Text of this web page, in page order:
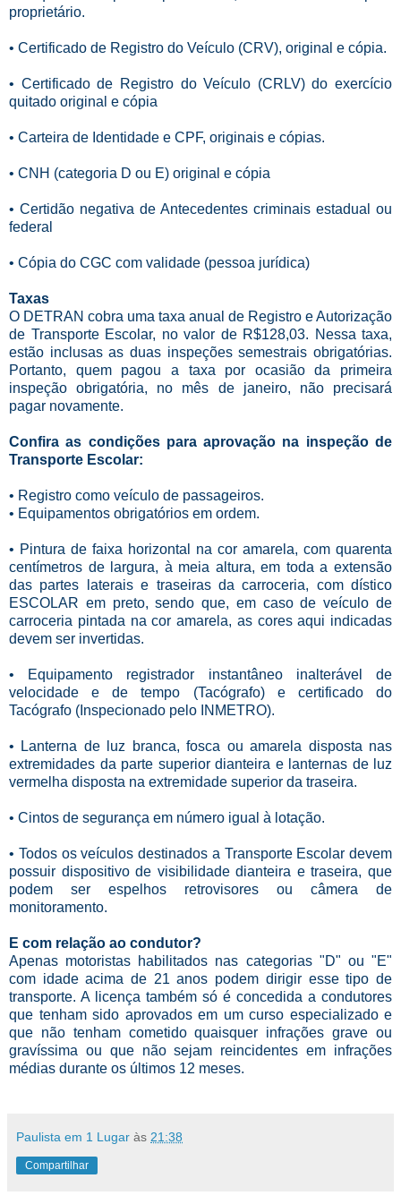
proprietário.
• Certificado de Registro do Veículo (CRV), original e cópia.
• Certificado de Registro do Veículo (CRLV) do exercício
quitado original e cópia
• Carteira de Identidade e CPF, originais e cópias.
• CNH (categoria D ou E) original e cópia
• Certidão negativa de Antecedentes criminais estadual ou
federal
• Cópia do CGC com validade (pessoa jurídica)
Taxas
O DETRAN cobra uma taxa anual de Registro e Autorização
de Transporte Escolar, no valor de R$128,03. Nessa taxa,
estão inclusas as duas inspeções semestrais obrigatórias.
Portanto, quem pagou a taxa por ocasião da primeira
inspeção obrigatória, no mês de janeiro, não precisará
pagar novamente.
Confira as condições para aprovação na inspeção de
Transporte Escolar:
• Registro como veículo de passageiros.
• Equipamentos obrigatórios em ordem.
• Pintura de faixa horizontal na cor amarela, com quarenta
centímetros de largura, à meia altura, em toda a extensão
das partes laterais e traseiras da carroceria, com dístico
ESCOLAR em preto, sendo que, em caso de veículo de
carroceria pintada na cor amarela, as cores aqui indicadas
devem ser invertidas.
• Equipamento registrador instantâneo inalterável de
velocidade e de tempo (Tacógrafo) e certificado do
Tacógrafo (Inspecionado pelo INMETRO).
• Lanterna de luz branca, fosca ou amarela disposta nas
extremidades da parte superior dianteira e lanternas de luz
vermelha disposta na extremidade superior da traseira.
• Cintos de segurança em número igual à lotação.
• Todos os veículos destinados a Transporte Escolar devem
possuir dispositivo de visibilidade dianteira e traseira, que
podem ser espelhos retrovisores ou câmera de
monitoramento.
E com relação ao condutor?
Apenas motoristas habilitados nas categorias "D" ou "E"
com idade acima de 21 anos podem dirigir esse tipo de
transporte. A licença também só é concedida a condutores
que tenham sido aprovados em um curso especializado e
que não tenham cometido quaisquer infrações grave ou
gravíssima ou que não sejam reincidentes em infrações
médias durante os últimos 12 meses.
Paulista em 1 Lugar às 21:38
Compartilhar